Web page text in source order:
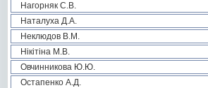
Нагорняк С.В.
Наталуха Д.А.
Неклюдов В.М.
Нікітіна М.В.
Овчинникова Ю.Ю.
Остапенко А.Д.